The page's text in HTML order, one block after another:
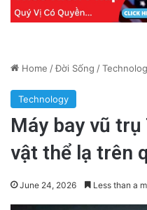
Home /Đời Sống /
Technology
Máy bay vũ
vật thể lạ trên
June 24, 2026 Less than a